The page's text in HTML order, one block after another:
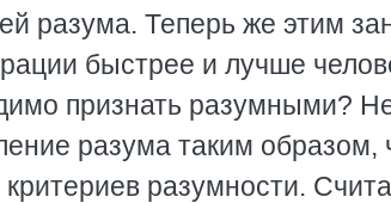
разума. Теперь же этим
быстрее и лучше
признать разумными?
разума таким
критериев разумности.